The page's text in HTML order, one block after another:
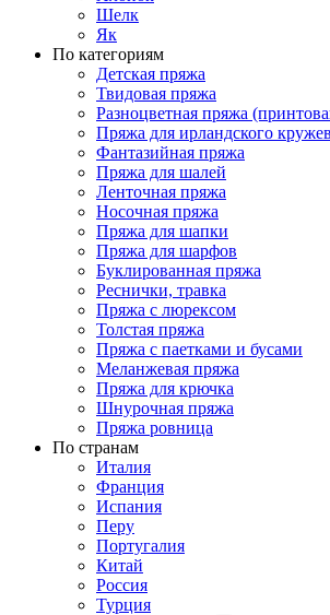
Шелк
Як
По категориям
Детская пряжа
Твидовая пряжа
Разноцветная пряжа
Пряжа для ирландского
Фантазийная пряжа
Пряжа для шалей
Ленточная пряжа
Носочная пряжа
Пряжа для шапки
Пряжа для шарфов
Буклированная пряжа
Реснички, травка
Пряжа с люрексом
Толстая пряжа
Пряжа с паетками и бусами
Меланжевая пряжа
Пряжа для крючка
Шнурочная пряжа
Пряжа ровница
По странам
Италия
Франция
Испания
Перу
Португалия
Китай
Россия
Турция